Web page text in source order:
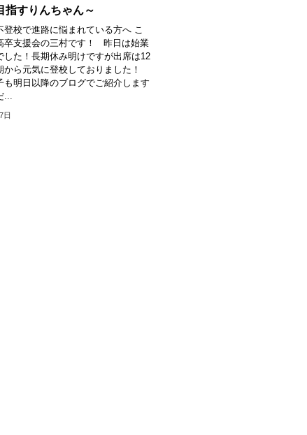
指すりんちゃん～
登校で進路に悩まれている方へ こ
卒支援会の三村です！ 昨日は始業
した！長期休み明けですが出席は12
から元気に登校しておりました！
も明日以降のブログでご紹介します
...
日